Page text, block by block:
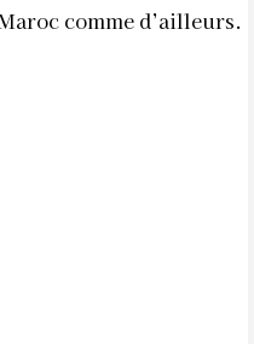
comme d’ailleurs.